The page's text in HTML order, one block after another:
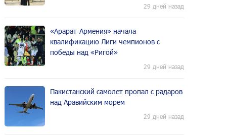
29 дней назад
«Арарат‑Армения» начала
квалификацию Лиги чемпионов с
победы над «Ригой»
29 дней назад
Пакистанский самолет пропал с радаров
над Аравийским морем
29 дней назад